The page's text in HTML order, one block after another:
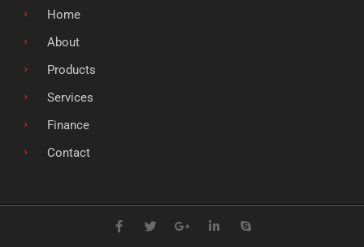
Home
About
Products
Services
Finance
Contact
a
c
w
i
o
o
i
n
k
y